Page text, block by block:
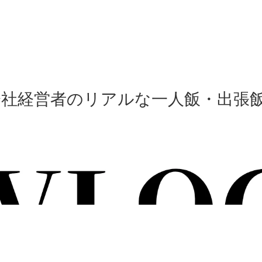
経営者のリアルな一人飯・出張